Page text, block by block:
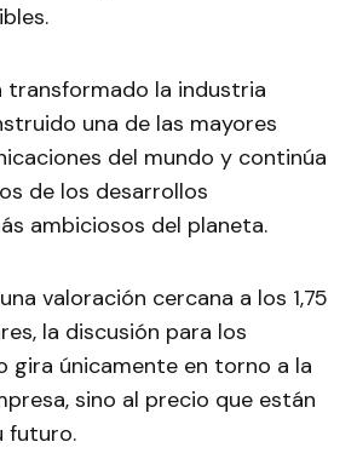
transformado la industria
una de las mayores
del mundo y continúa
de los desarrollos
ambiciosos del planeta.
valoración cercana a los 1,75
la discusión para los
gira únicamente en torno a la
sino al precio que están
futuro.